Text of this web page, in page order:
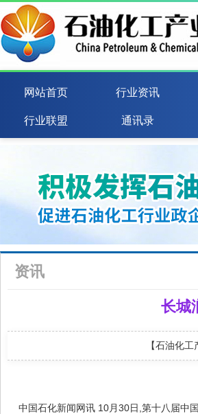
网站首页 行业资讯
行业联盟 通讯录
资讯
长城
【石油化工
中国石化新闻网讯 10月30日,第十八届中